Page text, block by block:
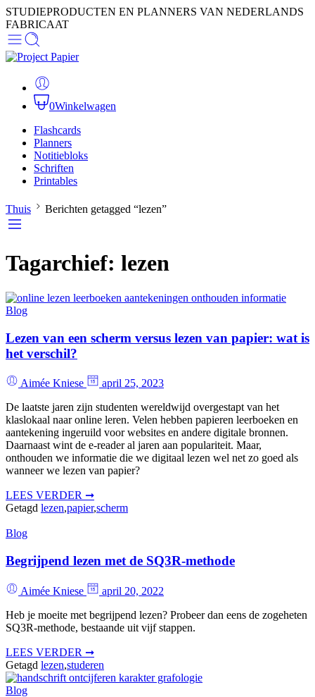
STUDIEPRODUCTEN EN PLANNERS VAN NEDERLANDS
FABRICAAT
0Winkelwagen
Flashcards
Planners
Notitiebloks
Schriften
Printables
Thuis Berichten getagged “lezen”
Tagarchief: lezen
Blog
Lezen van een scherm versus lezen van papier: wat is
het verschil?
Aimée Kniese
april 25, 2023
De laatste jaren zijn studenten wereldwijd overgestapt van het
klaslokaal naar online leren. Velen hebben papieren leerboeken en
aantekening ingeruild voor websites en andere digitale bronnen.
Daarnaast wint de e-reader al jaren aan populariteit. Maar,
onthouden we informatie die we digitaal lezen wel net zo goed als
wanneer we lezen van papier?
LEES VERDER ➞
Getagd lezen,papier,scherm
Blog
Begrijpend lezen met de SQ3R-methode
Aimée Kniese
april 20, 2022
Heb je moeite met begrijpend lezen? Probeer dan eens de zogeheten
SQ3R-methode, bestaande uit vijf stappen.
LEES VERDER ➞
Getagd lezen,studeren
Blog